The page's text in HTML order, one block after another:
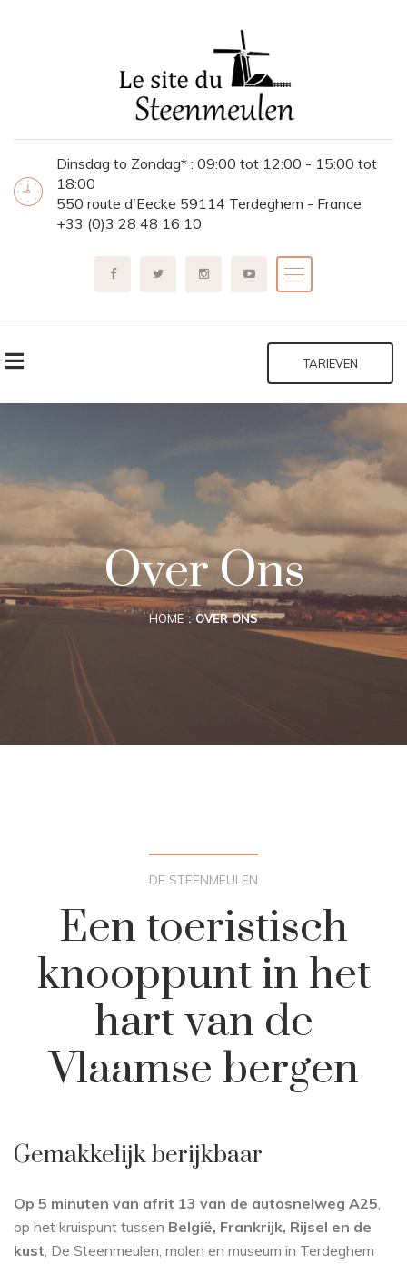
Dinsdag to Zondag* : 09:00 tot 12:00 - 15:00 tot
18:00
550 route d'Eecke 59114 Terdeghem - France
+33 (0)3 28 48 16 10
TARIEVEN
Over Ons
HOME OVER ONS
DE STEENMEULEN
Een toeristisch
knooppunt in het
hart van de
Vlaamse bergen
Gemakkelijk berijkbaar
Op 5 minuten van afrit 13 van de autosnelweg A25,
op het kruispunt tussen België, Frankrijk, Rijsel en de
kust, De Steenmeulen, molen en museum in Terdeghem